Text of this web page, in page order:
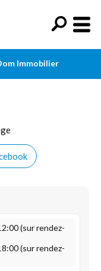
Immobilier
(sur rendez-
(sur rendez-